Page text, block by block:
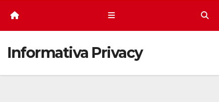
Informativa Privacy